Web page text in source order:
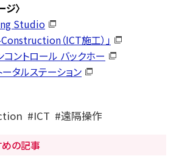
ジ〉
Studio
（ICT施工）」
コントロール バックホー
タルステーション
ICT
遠隔操作
の記事